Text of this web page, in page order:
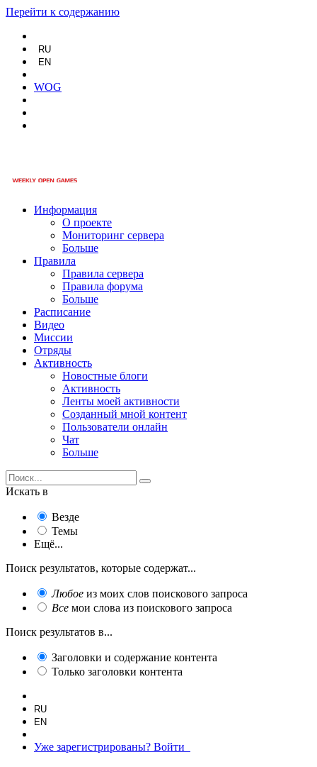
Перейти к содержанию
RU
EN
WOG
Информация
О проекте
Мониторинг сервера
Больше
Правила
Правила сервера
Правила форума
Больше
Расписание
Видео
Миссии
Отряды
Активность
Новостные блоги
Активность
Ленты моей активности
Созданный мной контент
Пользователи онлайн
Чат
Больше
Искать в
Везде
Темы
Ещё...
Поиск результатов, которые содержат...
Любое из моих слов поискового запроса
Все мои слова из поискового запроса
Поиск результатов в...
Заголовки и содержание контента
Только заголовки контента
RU
EN
Уже зарегистрированы? Войти